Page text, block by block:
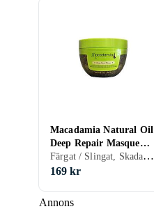
Annons
Macadamia Natural Oil
Deep Repair Masque
236ml
Färgat / Slingat, Skadat / Torrt hår, Reparerande, 236 ml/g
169 kr